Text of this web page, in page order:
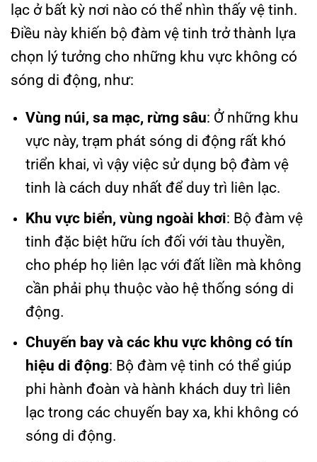
lạc ở bất kỳ nơi nào có thể nhìn thấy vệ tinh.
Điều này khiến bộ đàm vệ tinh trở thành lựa
chọn lý tưởng cho những khu vực không có
sóng di động, như:
Vùng núi, sa mạc, rừng sâu: Ở những khu
vực này, trạm phát sóng di động rất khó
triển khai, vì vậy việc sử dụng bộ đàm vệ
tinh là cách duy nhất để duy trì liên lạc.
Khu vực biển, vùng ngoài khơi: Bộ đàm vệ
tinh đặc biệt hữu ích đối với tàu thuyền,
cho phép họ liên lạc với đất liền mà không
cần phải phụ thuộc vào hệ thống sóng di
động.
Chuyến bay và các khu vực không có tín
hiệu di động: Bộ đàm vệ tinh có thể giúp
phi hành đoàn và hành khách duy trì liên
lạc trong các chuyến bay xa, khi không có
sóng di động.